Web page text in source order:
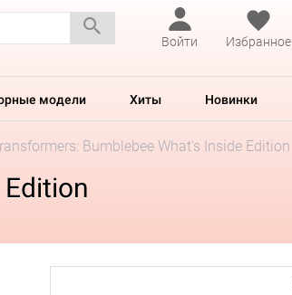
Войти
Избранное
модели Хиты Новинки
Bumblebee What's Inside Edition